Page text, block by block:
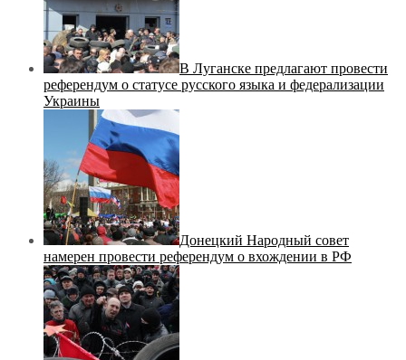
В Луганске предлагают провести
референдум о статусе русского языка и федерализации
Украины
Донецкий Народный совет
намерен провести референдум о вхождении в РФ